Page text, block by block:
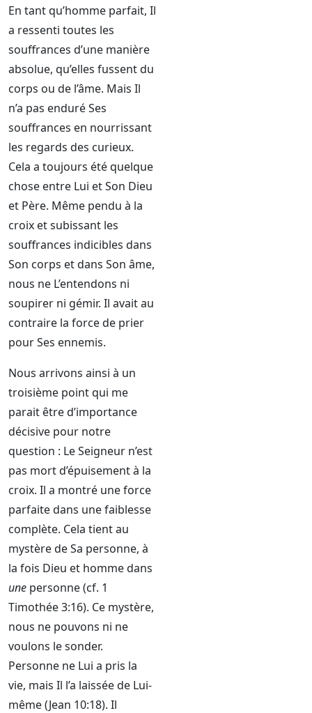
En tant qu’homme parfait, Il
a ressenti toutes les
souffrances d’une manière
absolue, qu’elles fussent du
corps ou de l’âme. Mais Il
n’a pas enduré Ses
souffrances en nourrissant
les regards des curieux.
Cela a toujours été quelque
chose entre Lui et Son Dieu
et Père. Même pendu à la
croix et subissant les
souffrances indicibles dans
Son corps et dans Son âme,
nous ne L’entendons ni
soupirer ni gémir. Il avait au
contraire la force de prier
pour Ses ennemis.
Nous arrivons ainsi à un
troisième point qui me
parait être d’importance
décisive pour notre
question : Le Seigneur n’est
pas mort d’épuisement à la
croix. Il a montré une force
parfaite dans une faiblesse
complète. Cela tient au
mystère de Sa personne, à
la fois Dieu et homme dans
une personne (cf. 1
Timothée 3:16). Ce mystère,
nous ne pouvons ni ne
voulons le sonder.
Personne ne Lui a pris la
vie, mais Il l’a laissée de Lui-
même (Jean 10:18). Il